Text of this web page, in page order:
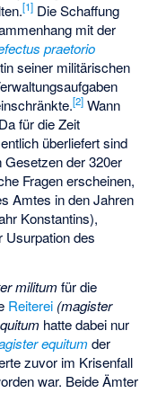
[1] Die Schaffung
mit der
praetorio
seiner militärischen
[2] Wann
für die Zeit
überliefert sind
Gesetzen der 320er
Fragen erscheinen,
Amtes in den Jahren
Konstantins),
Usurpation des
militum für die
Reiterei (magister
hatte dabei nur
equitum der
zuvor im Krisenfall
war. Beide Ämter